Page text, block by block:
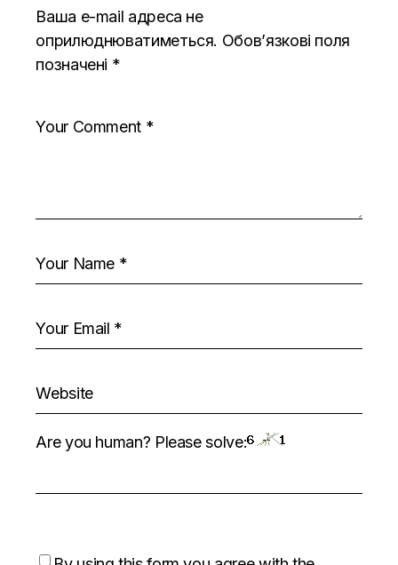
Ваша e-mail адреса не
оприлюднюватиметься. Обов’язкові поля
позначені *
Are you human? Please solve: